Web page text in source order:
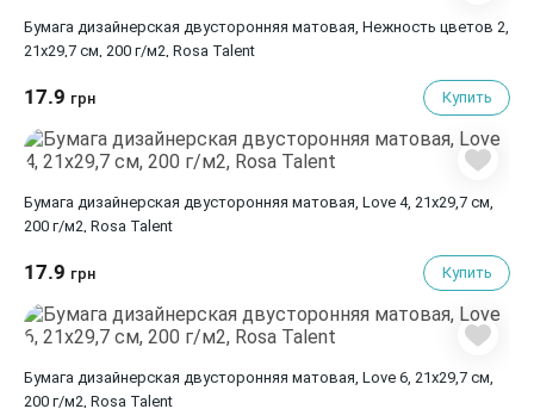
Бумага дизайнерская двусторонняя матовая, Нежность цветов 2,
21х29,7 см, 200 г/м2, Rosa Talent
17.9 грн Купить
Бумага дизайнерская двусторонняя матовая, Love 4, 21х29,7 см,
200 г/м2, Rosa Talent
17.9 грн Купить
Бумага дизайнерская двусторонняя матовая, Love 6, 21х29,7 см,
200 г/м2, Rosa Talent